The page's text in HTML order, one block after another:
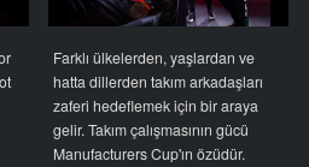
Farklı ülkelerden, yaşlardan ve
hatta dillerden takım arkadaşları
zaferi hedeflemek için bir araya
gelir. Takım çalışmasının gücü
Manufacturers Cup'ın özüdür.